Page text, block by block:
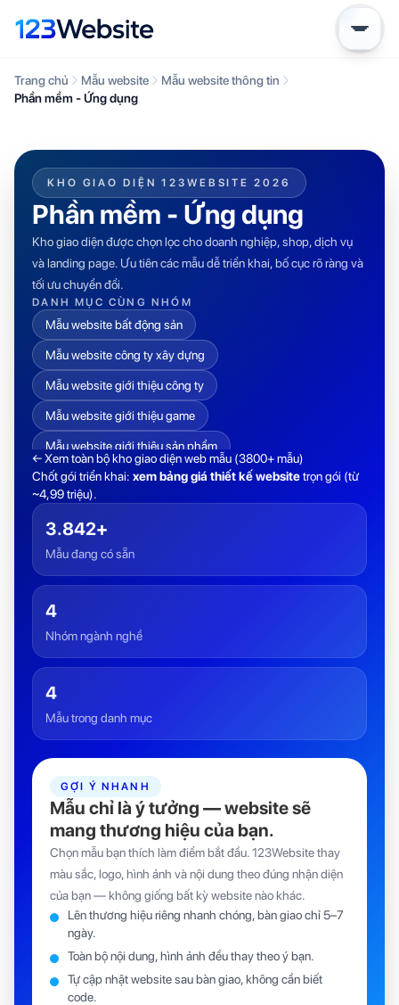
Trang chủ Mẫu website
Mẫu website thông tin
Phần mềm - Ứng dụng
KHO GIAO DIỆN 123WEBSITE 2026
Phần mềm - Ứng dụng
Kho giao diện được chọn lọc cho doanh nghiệp, shop, dịch vụ
và landing page. Ưu tiên các mẫu dễ triển khai, bố cục rõ ràng và
tối ưu chuyển đổi.
DANH MỤC CÙNG NHÓM
Mẫu website bất động sản
Mẫu website công ty xây dựng
Mẫu website giới thiệu công ty
Mẫu website giới thiệu game
Mẫu website giới thiệu sản phẩm
Mẫu website hồ sơ năng lực Mẫu Website tin tức
Mẫu website trường học Mẫu website tuyển dụng
Mẫu website việc làm
← Xem toàn bộ kho giao diện web mẫu (3800+ mẫu)
Chốt gói triển khai: xem bảng giá thiết kế websitetrọn gói (từ
~4,99 triệu).
3.842+
Mẫu đang có sẵn
4
Nhóm ngành nghề
4
Mẫu trong danh mục
GỢI Ý NHANH
Mẫu chỉ là ý tưởng — website sẽ
mang thương hiệu của bạn.
Chọn mẫu bạn thích làm điểm bắt đầu. 123Website thay
màu sắc, logo, hình ảnh và nội dung theo đúng nhận diện
của bạn — không giống bất kỳ website nào khác.
Lên thương hiệu riêng nhanh chóng, bàn giao chỉ 5–7
ngày.
Toàn bộ nội dung, hình ảnh đều thay theo ý bạn.
Tự cập nhật website sau bàn giao, không cần biết
code.